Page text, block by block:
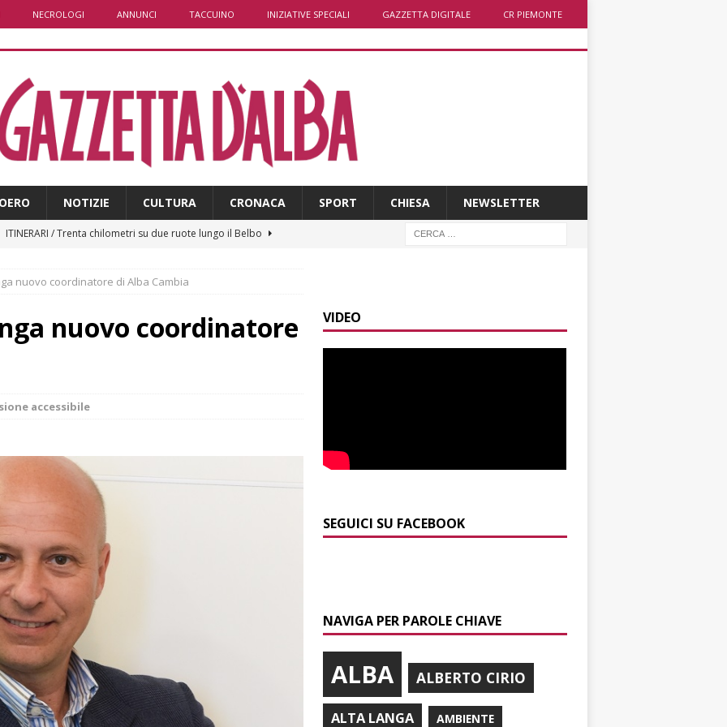
NECROLOGI ANNUNCI TACCUINO INIZIATIVE SPECIALI GAZZETTA DIGITALE CR PIEMONTE
NOTIZIE CULTURA CRONACA SPORT CHIESA NEWSLETTER
ITINERARI / Trenta chilometri su due ruote lungo il Belbo
Cuneo, stretta della Polizia: controlli, denunce e lotta al
La festa di San Rocco dimostra che Santo Stefano Belbo è un
Domani Alba celebra il patrono San Lorenzo
A Grinzane Cavour sono finiti i lavori in via Garibaldi e alla
Banca di Asti, utile a 26,7 milioni nel primo semestre: cresce la
ALTRE NOTIZIE
Modifiche alla viabilità a Scaparoni per i lavori della nuova
nuovo coordinatore di Alba Cambia
nuovo coordinatore
accessibile
VIDEO
SEGUICI SU FACEBOOK
NAVIGA PER PAROLE CHIAVE
ALBA ALBERTO CIRIO
ALTA LANGA AMBIENTE